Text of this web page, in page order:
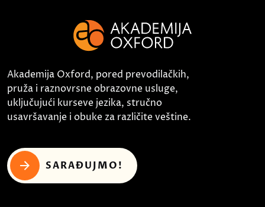
Akademija Oxford, pored prevodilačkih,
pruža i raznovrsne obrazovne usluge,
uključujući kurseve jezika, stručno
usavršavanje i obuke za različite veštine.
SARAĐUJMO!